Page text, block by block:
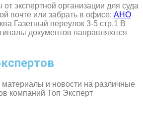
экспертной организации для суда
почте или забрать в офисе: АНО
Газетный переулок 3-5 стр.1 В
документов направляются
материалы и новости на различные
компаний Топ Эксперт